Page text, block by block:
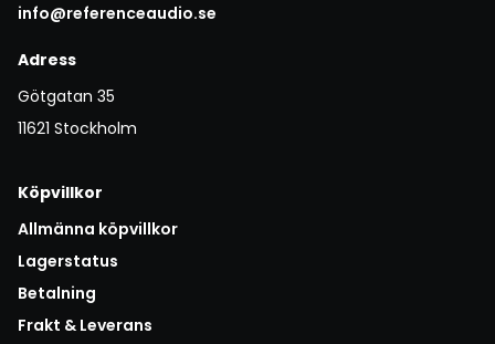
info@referenceaudio.se
Adress
Götgatan 35
11621 Stockholm
Köpvillkor
Allmänna köpvillkor
Lagerstatus
Betalning
Frakt & Leverans